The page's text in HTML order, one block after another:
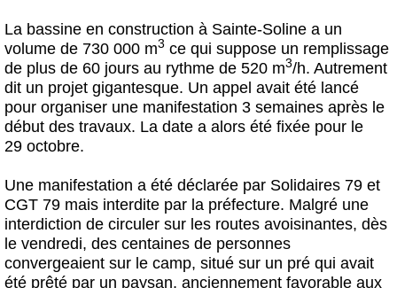
La bassine en construction à Sainte-Soline a un
volume de 730 000 m3 ce qui suppose un remplissage
de plus de 60 jours au rythme de 520 m3/h. Autrement
dit un projet gigantesque. Un appel avait été lancé
pour organiser une manifestation 3 semaines après le
début des travaux. La date a alors été fixée pour le
29 octobre.
Une manifestation a été déclarée par Solidaires 79 et
CGT 79 mais interdite par la préfecture. Malgré une
interdiction de circuler sur les routes avoisinantes, dès
le vendredi, des centaines de personnes
convergeaient sur le camp, situé sur un pré qui avait
été prêté par un paysan, anciennement favorable aux